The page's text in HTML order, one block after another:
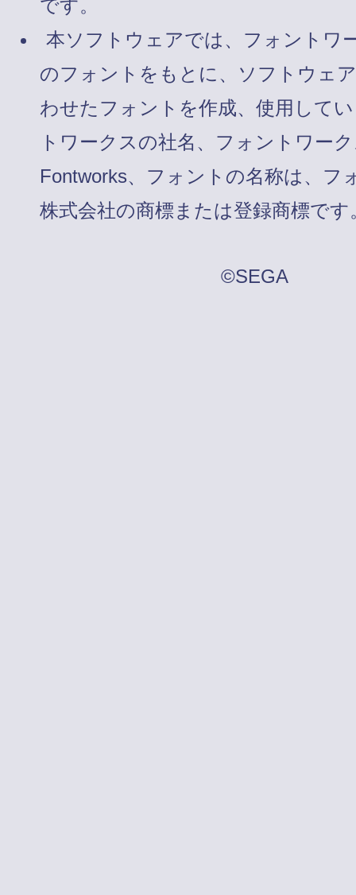
です。
本ソフトウェアでは、フォントワ
のフォントをもとに、ソフトウェ
わせたフォントを作成、使用して
トワークスの社名、フォントワー
Fontworks、フォントの名称は、フ
株式会社の商標または登録商標です
©SEGA